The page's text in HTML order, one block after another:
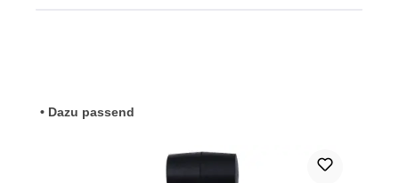
Produktgalerie überspringen
• Dazu passend